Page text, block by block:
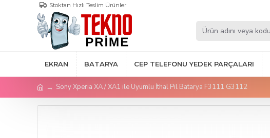
Stoktan Hızlı Teslim Ürünler
EKRAN BATARYA CEP TELEFONU YEDEK PARÇALARI
Sony Xperia XA / XA1 ile Uyumlu İthal Pil Batarya F3111 G3112